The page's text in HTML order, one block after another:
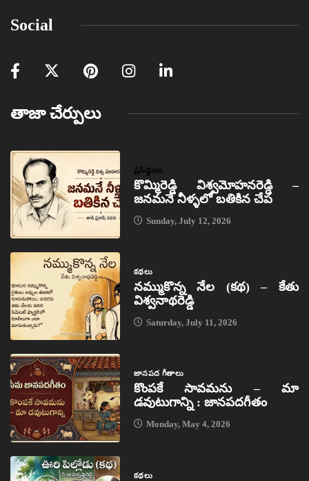
Social
తాజా చేర్పులు
ప్రసిద్ధులు
కొమ్మిరెడ్డి విశ్వమోహనరెడ్డి –
జనమనే నీళ్ళలో బతికిన చేప
Sunday, July 12, 2026
కథలు
నమ్ముకొన్న నేల (కథ) – కేతు
విశ్వనాథరెడ్డి
Saturday, July 11, 2026
జానపద గీతాలు
కొంపకే సావమను – మా
డవుటుగాన్ని : జానపదగీతం
Monday, May 4, 2026
కథలు